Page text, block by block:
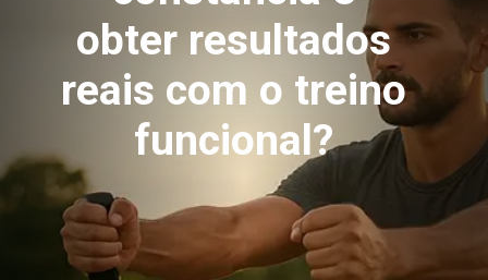
obter resultados
reais com o treino
funcional?